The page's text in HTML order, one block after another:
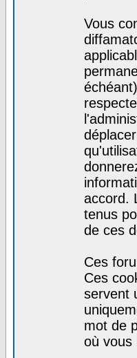
Vous
accord.
tenus
de ces
Ces
Ces
servent
mot de
où vous